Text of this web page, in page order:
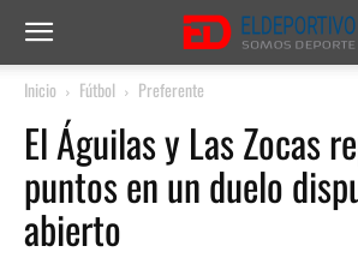
Inicio Fútbol Preferente
El Águilas y Las Zocas
puntos en un duelo
abierto